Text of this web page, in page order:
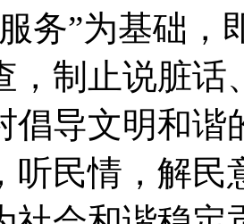
务”为基础
，制止说脏话
倡导文明和
听民情，解民